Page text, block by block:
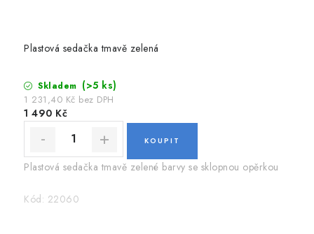
Plastová sedačka tmavě zelená
Skladem (>5 ks)
1 231,40 Kč bez DPH
1 490 Kč
Plastová sedačka tmavě zelené barvy se sklopnou opěrkou
Kód: 22060